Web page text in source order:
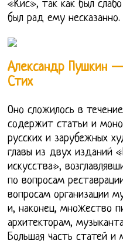
«Кис», так как был
был рад ему несказанно.
Александр Пушкин
Стих
Оно сложилось в
содержит статьи и
русских и зарубежных
главы из двух изданий
искусства»,
по вопросам
вопросам организации
и, наконец, множество
архитекторам,
Большая часть статей и